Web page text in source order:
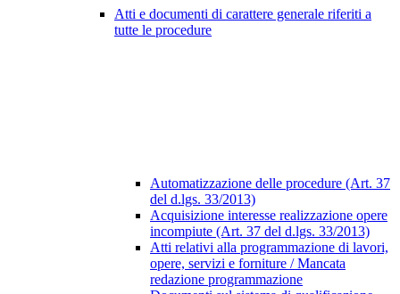
Atti e documenti di carattere generale riferiti a
tutte le procedure
Automatizzazione delle procedure (Art. 37
del d.lgs. 33/2013)
Acquisizione interesse realizzazione opere
incompiute (Art. 37 del d.lgs. 33/2013)
Atti relativi alla programmazione di lavori,
opere, servizi e forniture / Mancata
redazione programmazione